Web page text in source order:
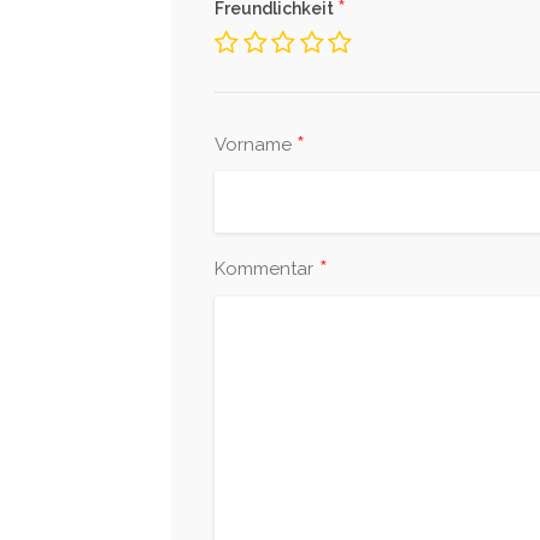
Freundlichkeit *
Vorname *
Kommentar *